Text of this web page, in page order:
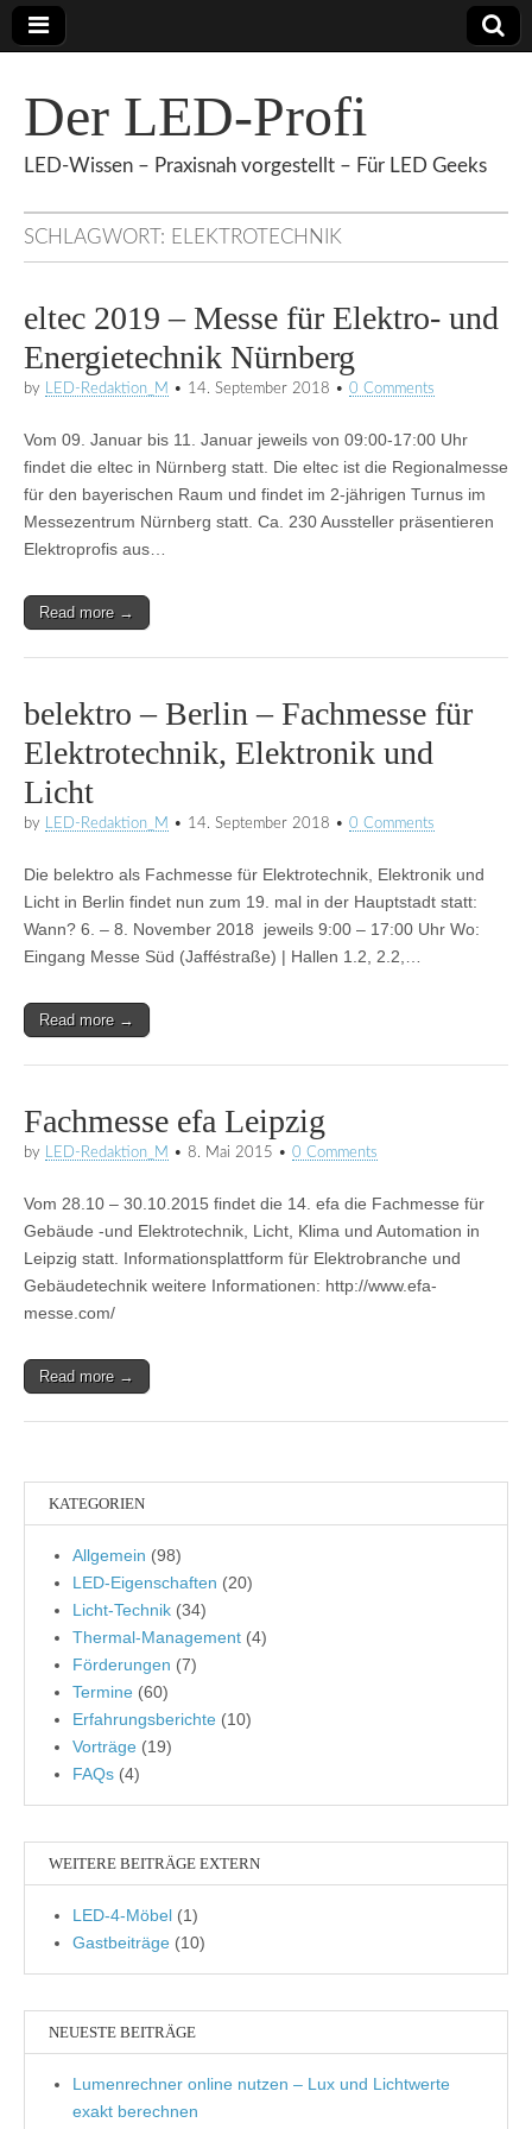
Der LED-Profi
LED-Wissen – Praxisnah vorgestellt – Für LED Geeks
SCHLAGWORT: ELEKTROTECHNIK
eltec 2019 – Messe für Elektro- und
Energietechnik Nürnberg
by LED-Redaktion_M • 14. September 2018 • 0 Comments
Vom 09. Januar bis 11. Januar jeweils von 09:00-17:00 Uhr
findet die eltec in Nürnberg statt. Die eltec ist die Regionalmesse
für den bayerischen Raum und findet im 2-jährigen Turnus im
Messezentrum Nürnberg statt. Ca. 230 Aussteller präsentieren
Elektroprofis aus…
Read more →
belektro – Berlin – Fachmesse für
Elektrotechnik, Elektronik und
Licht
by LED-Redaktion_M • 14. September 2018 • 0 Comments
Die belektro als Fachmesse für Elektrotechnik, Elektronik und
Licht in Berlin findet nun zum 19. mal in der Hauptstadt statt:
Wann? 6. – 8. November 2018 jeweils 9:00 – 17:00 Uhr Wo:
Eingang Messe Süd (Jafféstraße) | Hallen 1.2, 2.2,…
Read more →
Fachmesse efa Leipzig
by LED-Redaktion_M • 8. Mai 2015 • 0 Comments
Vom 28.10 – 30.10.2015 findet die 14. efa die Fachmesse für
Gebäude -und Elektrotechnik, Licht, Klima und Automation in
Leipzig statt. Informationsplattform für Elektrobranche und
Gebäudetechnik weitere Informationen: http://www.efa-
messe.com/
Read more →
KATEGORIEN
Allgemein (98)
LED-Eigenschaften (20)
Licht-Technik (34)
Thermal-Management (4)
Förderungen (7)
Termine (60)
Erfahrungsberichte (10)
Vorträge (19)
FAQs (4)
WEITERE BEITRÄGE EXTERN
LED-4-Möbel (1)
Gastbeiträge (10)
NEUESTE BEITRÄGE
Lumenrechner online nutzen – Lux und Lichtwerte
exakt berechnen